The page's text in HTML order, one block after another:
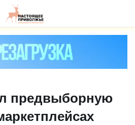
предвыборную